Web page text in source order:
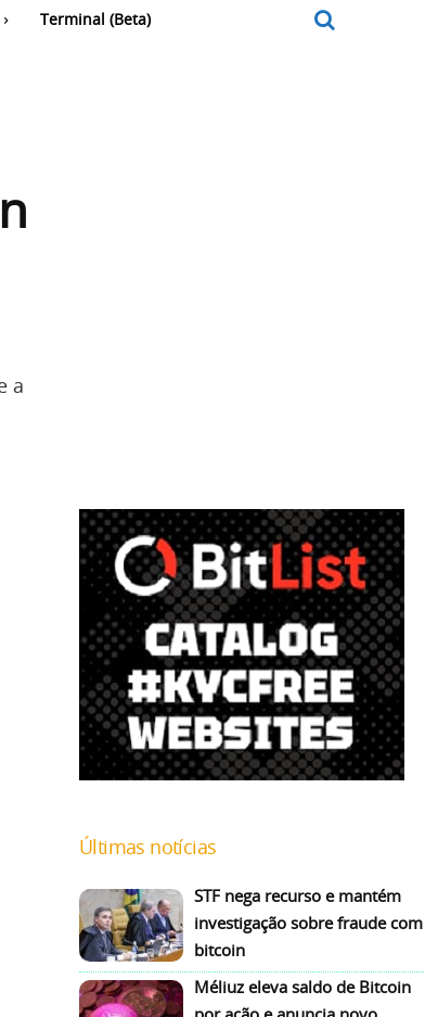
Terminal (Beta)
a
Últimas notícias
STF nega recurso e mantém
investigação sobre fraude com
bitcoin
Méliuz eleva saldo de Bitcoin